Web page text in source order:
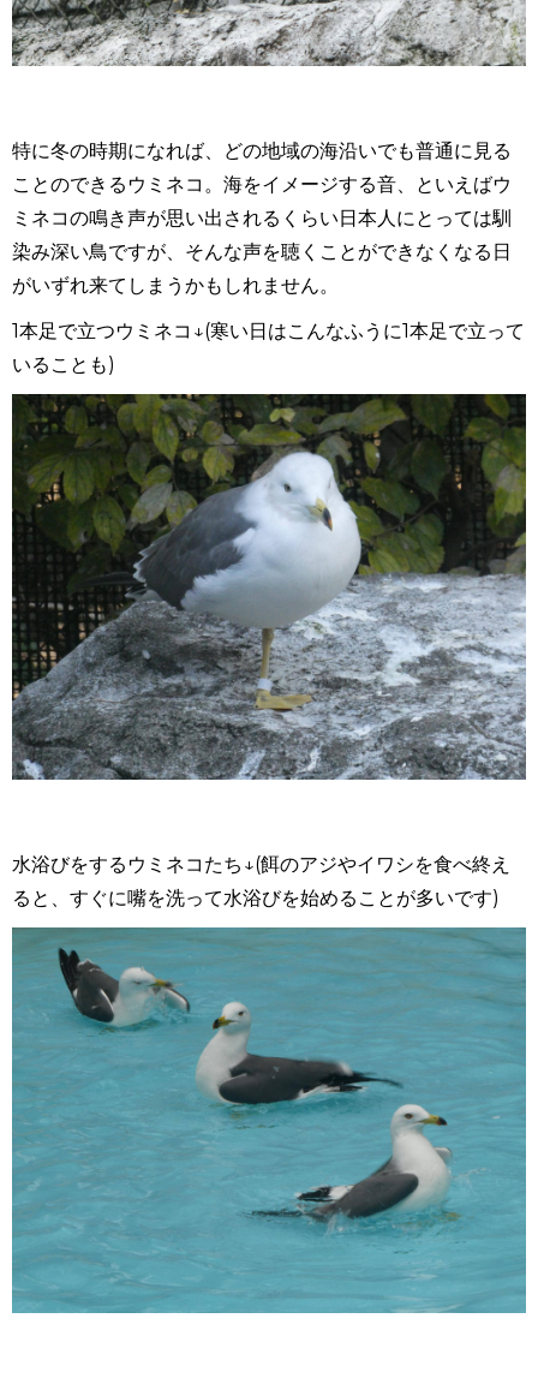
特に冬の時期になれば、どの地域の海沿いでも普通に見る
ことのできるウミネコ。海をイメージする音、といえばウ
ミネコの鳴き声が思い出されるくらい日本人にとっては馴
染み深い鳥ですが、そんな声を聴くことができなくなる日
がいずれ来てしまうかもしれません。
1本足で立つウミネコ↓(寒い日はこんなふうに1本足で立って
いることも)
水浴びをするウミネコたち↓(餌のアジやイワシを食べ終え
ると、すぐに嘴を洗って水浴びを始めることが多いです)